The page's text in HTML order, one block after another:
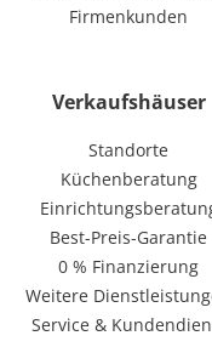
Firmenkunden
Verkaufshäuser
Standorte
Küchenberatung
Best-Preis-Garantie
0 % Finanzierung
Weitere
Service &